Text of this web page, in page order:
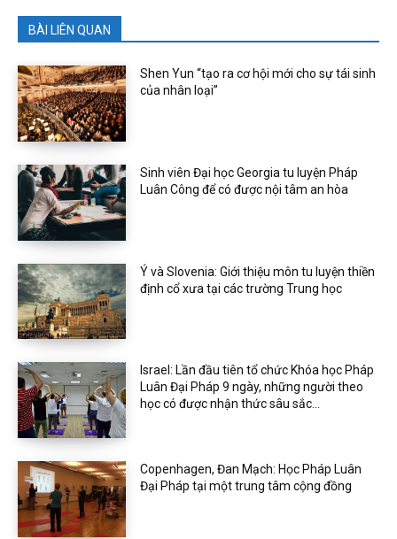
BÀI LIÊN QUAN
Shen Yun “tạo ra cơ hội mới cho sự tái sinh
của nhân loại”
Sinh viên Đại học Georgia tu luyện Pháp
Luân Công để có được nội tâm an hòa
Ý và Slovenia: Giới thiệu môn tu luyện thiền
định cổ xưa tại các trường Trung học
Israel: Lần đầu tiên tổ chức Khóa học Pháp
Luân Đại Pháp 9 ngày, những người theo
học có được nhận thức sâu sắc...
Copenhagen, Đan Mạch: Học Pháp Luân
Đại Pháp tại một trung tâm cộng đồng